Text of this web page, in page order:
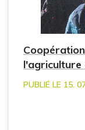
PUBLIÉ LE 15.